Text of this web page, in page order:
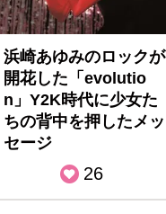
浜崎あゆみのロックが
開花した「evolutio
n」Y2K時代に少女た
ちの背中を押したメッ
セージ
26